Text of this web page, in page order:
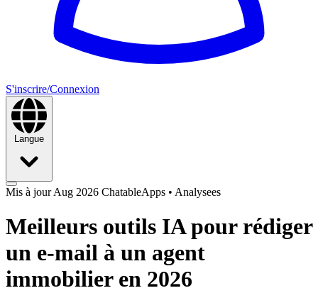
S'inscrire/Connexion
Langue
Mis à jour Aug 2026 ChatableApps • Analysees
Meilleurs outils IA pour rédiger
un e-mail à un agent
immobilier en 2026